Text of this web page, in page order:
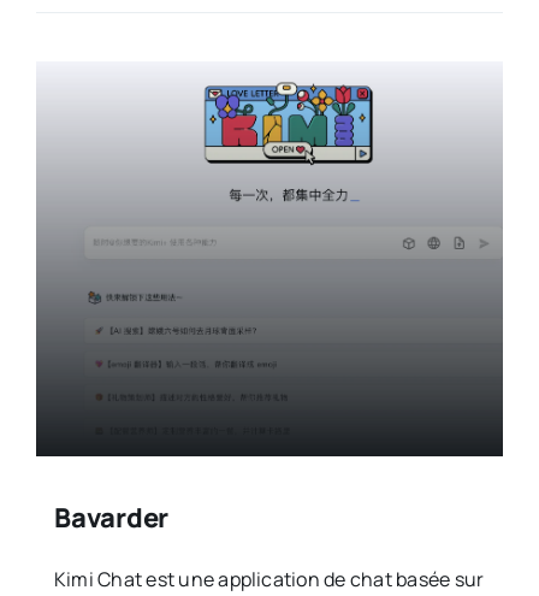
Bavarder
Kimi Chat est une application de chat basée sur